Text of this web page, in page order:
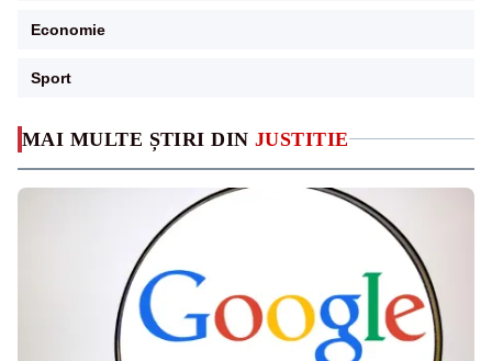
MAI MULTE ȘTIRI DIN JUSTITIE
Economie
Sport